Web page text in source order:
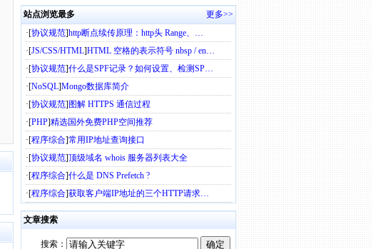
站点浏览最多
更多>>
·[协议规范]http断点续传原理：http头 Range、…
·[JS/CSS/HTML]HTML 空格的表示符号 nbsp / en…
·[协议规范]什么是SPF记录？如何设置、检测SP…
·[NoSQL]Mongo数据库简介
·[协议规范] 图解 HTTPS 通信过程
·[PHP]精选国外免费PHP空间推荐
·[程序综合]常用IP地址查询接口
·[协议规范]顶级域名 whois 服务器列表大全
·[程序综合]什么是 DNS Prefetch ?
·[程序综合]获取客户端IP地址的三个HTTP请求…
文章搜索
搜索：